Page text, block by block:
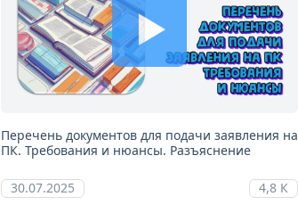
Перечень документов для подачи заявления на
ПК. Требования и нюансы. Разъяснение
30.07.2025 4,8 К